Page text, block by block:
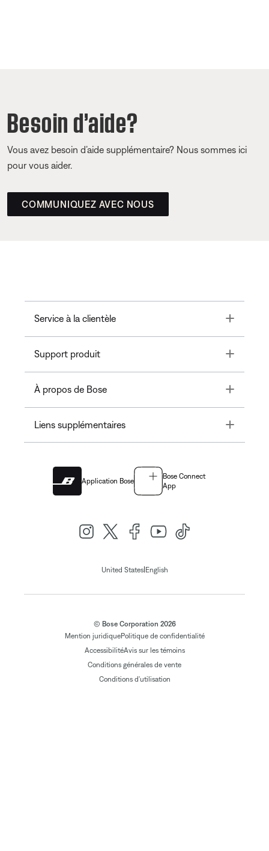
Besoin d’aide?
Vous avez besoin d’aide supplémentaire? Nous sommes ici
pour vous aider.
COMMUNIQUEZ AVEC NOUS
Service à la clientèle Toggle
Support produit Toggle
À propos de Bose Toggle
Liens supplémentaires Toggle
Application Bose
Bose Connect
App
United States| English
© Bose Corporation 2026
Mention juridiquePolitique de confidentialité
AccessibilitéAvis sur les témoins
Conditions générales de vente
Conditions d'utilisation